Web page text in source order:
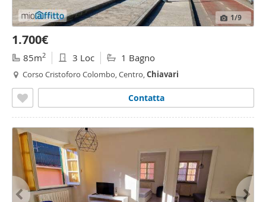
1/9
1.700€
85m2 3 Loc 1 Bagno
Corso Cristoforo Colombo, Centro,Chiavari
Contatta